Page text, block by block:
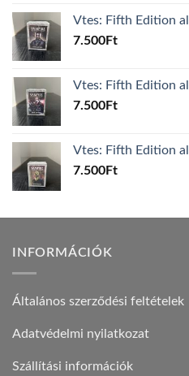
Vtes: Fifth Edition
7.500Ft
Vtes: Fifth Edition
7.500Ft
Vtes: Fifth Edition
7.500Ft
INFORMÁCIÓK
Általános szerződési feltételek
Adatvédelmi nyilatkozat
Szállítási információk